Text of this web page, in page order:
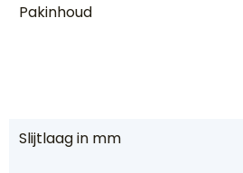
Pakinhoud
Slijtlaag in mm